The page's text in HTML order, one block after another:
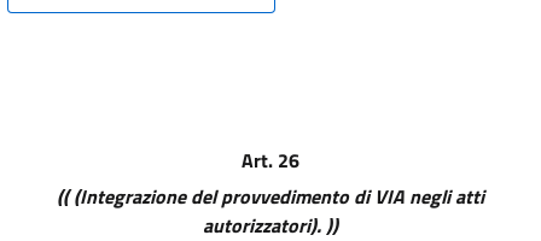
5
8 bis
Art. 26
(( (Integrazione del provvedimento di VIA negli atti
autorizzatori). ))